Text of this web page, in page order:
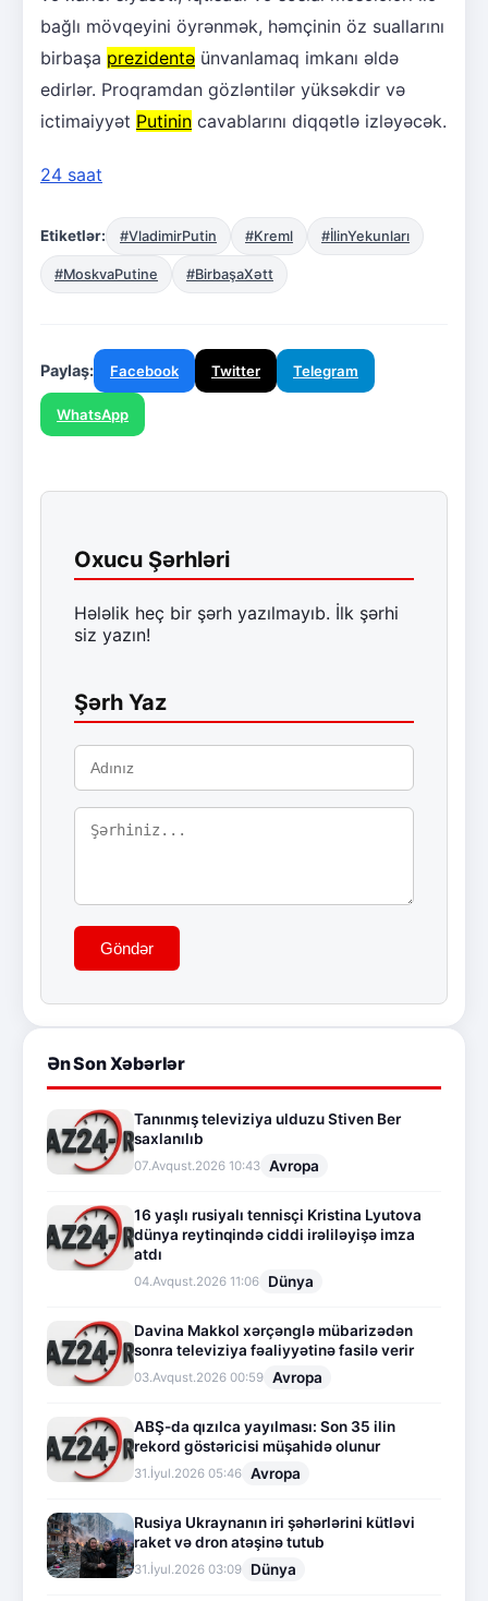
bağlı mövqeyini öyrənmək, həmçinin öz suallarını
birbaşa prezidentə ünvanlamaq imkanı əldə
edirlər. Proqramdan gözləntilər yüksəkdir və
ictimaiyyət Putinin cavablarını diqqətlə izləyəcək.
24 saat
Etiketlər: #VladimirPutin #Kreml #İlinYekunları
#MoskvaPutine #BirbaşaXətt
Paylaş: Facebook Twitter Telegram
WhatsApp
Oxucu Şərhləri
Hələlik heç bir şərh yazılmayıb. İlk şərhi
siz yazın!
Şərh Yaz
Göndər
Ən Son Xəbərlər
Tanınmış televiziya ulduzu Stiven Ber
saxlanılıb
07.Avqust.2026 10:43 Avropa
16 yaşlı rusiyalı tennisçi Kristina Lyutova
dünya reytinqində ciddi irəliləyişə imza
atdı
04.Avqust.2026 11:06 Dünya
Davina Makkol xərçənglə mübarizədən
sonra televiziya fəaliyyətinə fasilə verir
03.Avqust.2026 00:59 Avropa
ABŞ-da qızılca yayılması: Son 35 ilin
rekord göstəricisi müşahidə olunur
31.İyul.2026 05:46 Avropa
Rusiya Ukraynanın iri şəhərlərini kütləvi
raket və dron atəşinə tutub
31.İyul.2026 03:09 Dünya